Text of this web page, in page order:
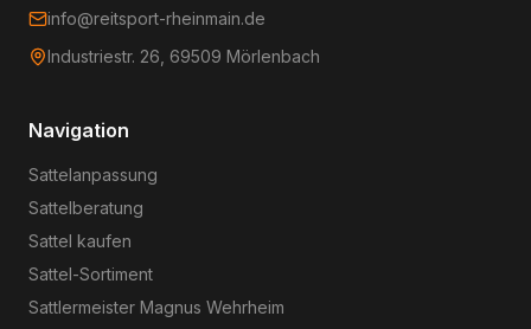
info@reitsport-rheinmain.de
Industriestr. 26, 69509 Mörlenbach
Navigation
Sattelanpassung
Sattelberatung
Sattel kaufen
Sattel-Sortiment
Sattlermeister Magnus Wehrheim